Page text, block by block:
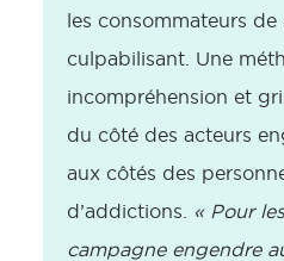
les consommateurs
culpabilisant. Une
incompréhension et
du côté des acteurs
aux côtés des
d’addictions.
« Pour
campagne engendre